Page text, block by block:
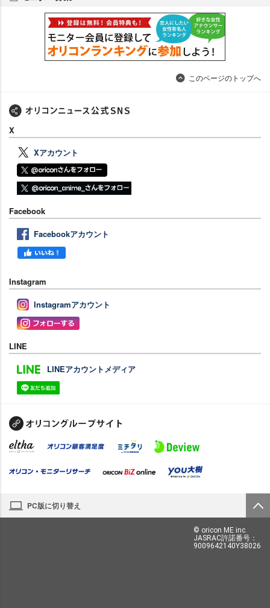
このページのトップへ
X
Xアカウント
Facebook
Facebookアカウント
Instagram
Instagramアカウント
LINE
LINEアカウントメディア
PC版に切り替え
© oricon ME inc.
JASRAC許諾番号：
9009642140Y38026